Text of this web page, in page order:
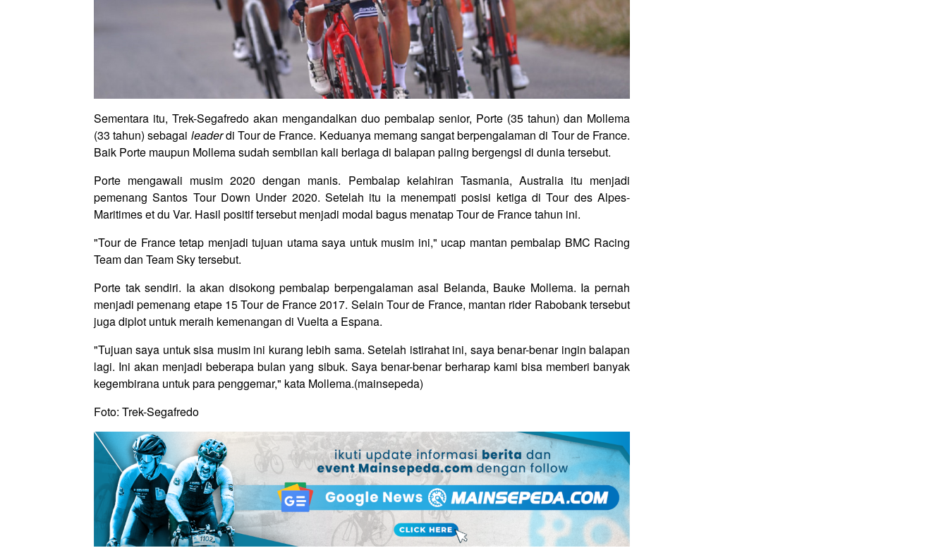
Sementara itu, Trek-Segafredo akan mengandalkan duo pembalap senior, Porte (35 tahun) dan Mollema
(33 tahun) sebagai leaderdi Tour de France. Keduanya memang sangat berpengalaman di Tour de France.
Baik Porte maupun Mollema sudah sembilan kali berlaga di balapan paling bergengsi di dunia tersebut.
Porte mengawali musim 2020 dengan manis. Pembalap kelahiran Tasmania, Australia itu menjadi
pemenang Santos Tour Down Under 2020. Setelah itu ia menempati posisi ketiga di Tour des Alpes-
Maritimes et du Var. Hasil positif tersebut menjadi modal bagus menatap Tour de France tahun ini.
"Tour de France tetap menjadi tujuan utama saya untuk musim ini," ucap mantan pembalap BMC Racing
Team dan Team Sky tersebut.
Porte tak sendiri. Ia akan disokong pembalap berpengalaman asal Belanda, Bauke Mollema. Ia pernah
menjadi pemenang etape 15 Tour de France 2017. Selain Tour de France, mantan rider Rabobank tersebut
juga diplot untuk meraih kemenangan di Vuelta a Espana.
"Tujuan saya untuk sisa musim ini kurang lebih sama. Setelah istirahat ini, saya benar-benar ingin balapan
lagi. Ini akan menjadi beberapa bulan yang sibuk. Saya benar-benar berharap kami bisa memberi banyak
kegembirana untuk para penggemar," kata Mollema.(mainsepeda)
Foto: Trek-Segafredo